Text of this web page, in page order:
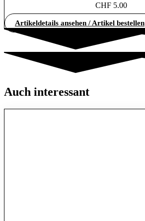
CHF 5.00
Artikeldetails ansehen / Artikel bestellen
Auch interessant